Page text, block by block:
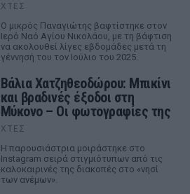
ΧΤΕΣ
Ο μικρός Παναγιώτης βαφτίστηκε στον
Ιερό Ναό Αγίου Νικολάου, με τη βάφτιση
να ακολουθεί λίγες εβδομάδες μετά τη
γέννησή του τον Ιούλιο του 2025.
Βάλια Χατζηθεοδώρου: Μπικίνι
και βραδινές έξοδοι στη
Μύκονο – Οι φωτογραφίες της
ΧΤΕΣ
Η παρουσιάστρια μοιράστηκε στο
Instagram σειρά στιγμιότυπων από τις
καλοκαιρινές της διακοπές στο «νησί
των ανέμων».